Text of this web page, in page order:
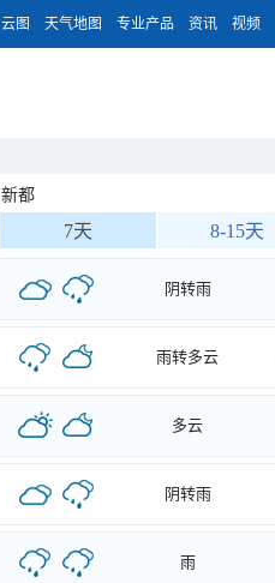
云图 天气地图 专业产品 资讯 视频
新都
7天 8-15天
阴转雨
雨转多云
多云
阴转雨
雨